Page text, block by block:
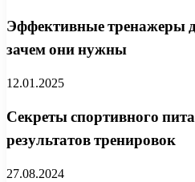
Эффективные тренажеры
зачем они нужны
12.01.2025
Секреты спортивного
результатов тренировок
27.08.2024